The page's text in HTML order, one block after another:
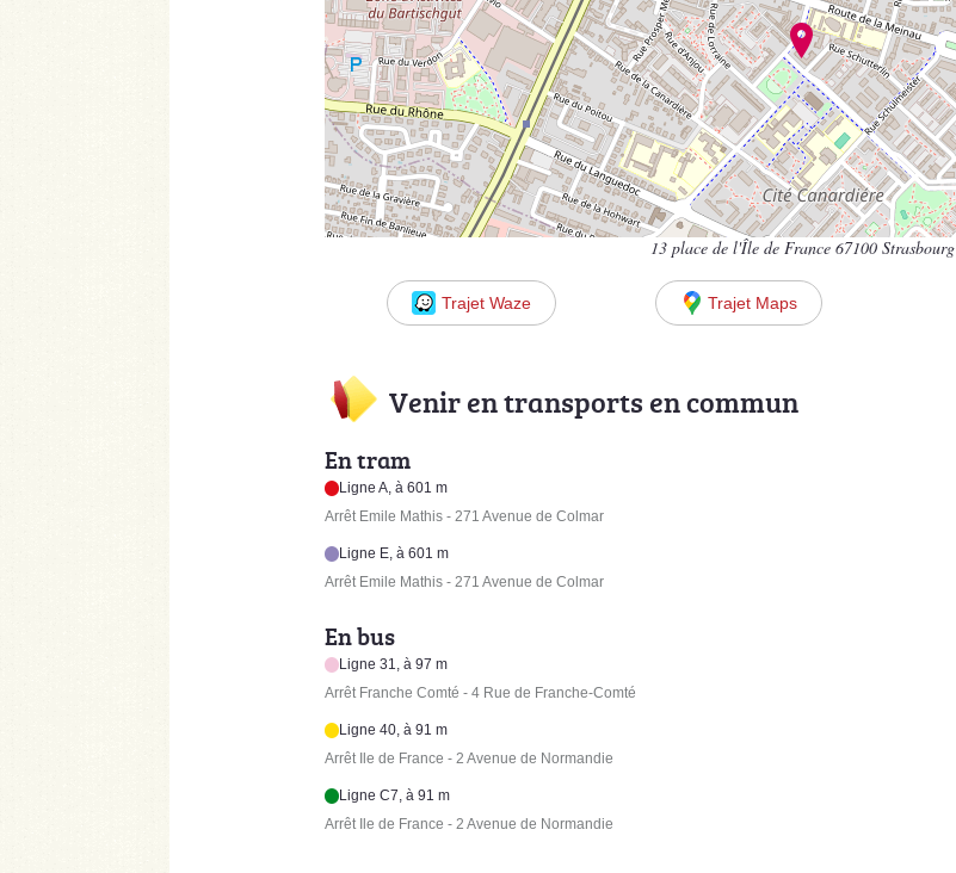
13 place de l'Île de France 67100 Strasbourg
Trajet Waze Trajet Maps
Venir en transports en commun
En tram
Ligne A, à 601 m
Arrêt Emile Mathis - 271 Avenue de Colmar
Ligne E, à 601 m
Arrêt Emile Mathis - 271 Avenue de Colmar
En bus
Ligne 31, à 97 m
Arrêt Franche Comté - 4 Rue de Franche-Comté
Ligne 40, à 91 m
Arrêt Ile de France - 2 Avenue de Normandie
Ligne C7, à 91 m
Arrêt Ile de France - 2 Avenue de Normandie